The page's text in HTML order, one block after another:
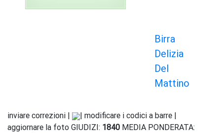
Birra
Delizia
Del
Mattino
inviare correzioni |
| modificare i codici a barre |
aggiornare la foto GIUDIZI: 1840 MEDIA PONDERATA: